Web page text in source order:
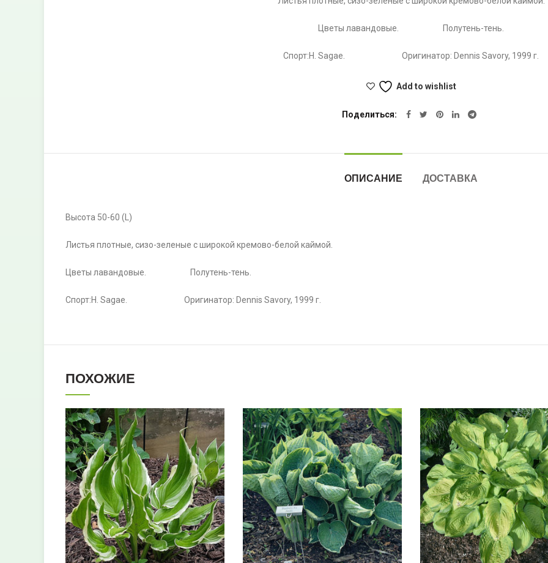
Цветы лавандовые. Полутень-тень.
Спорт:H. Sagae. Оригинатор: Dennis Savory, 1999 г.
Add to wishlist
Поделиться
ОПИСАНИЕ ДОСТАВКА
Высота 50-60 (L)
Листья плотные, сизо-зеленые с широкой кремово-белой каймой.
Цветы лавандовые. Полутень-тень.
Спорт:H. Sagae. Оригинатор: Dennis Savory, 1999 г.
ПОХОЖИЕ